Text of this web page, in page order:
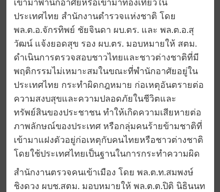
เข้ามาพำนักอาศัยหรือเข้ามาท่องเที่ยวใน
ประเทศไทย สำนักงานตำรวจแห่งชาติ โดย
พล.ต.อ.จักรทิพย์ ชัยจินดา ผบ.ตร. และ พล.ต.อ.สุ
วัฒน์ แจ้งยอดสุข รอง ผบ.ตร. มอบหมายให้ สตม.
ดำเนินการตรวจสอบชาวไทยและชาวต่างชาติที่มี
พฤติกรรมไม่เหมาะสมในขณะที่พำนักอาศัยอยู่ใน
ประเทศไทย กระทำผิดกฎหมาย ก่อเหตุอันตรายต่อ
ความสงบสุขและความปลอดภัยในชีวิตและ
ทรัพย์สินของประชาชน ทำให้เกิดความเสียหายต่อ
ภาพลักษณ์ของประเทศ หรือกลุ่มคนร้ายข้ามชาติที่
เข้ามาแฝงตัวอยู่ก่อเหตุกับคนไทยหรือชาวต่างชาติ
โดยใช้ประเทศไทยเป็นฐานในการกระทำความผิด
สำนักงานตรวจคนเข้าเมือง โดย พล.ต.ท.สมพงษ์
ชิงดวง ผบช.สตม. มอบหมายให้ พล.ต.ต.ปิติ นิธินนท